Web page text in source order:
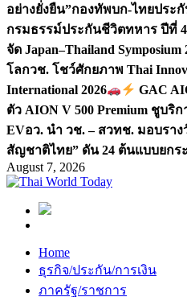
อย่างยั่งยืน”กองทัพบก-ไทยประ
กรมธรรม์ประกันชีวิตทหาร ปีที่
จัด Japan–Thailand
โลกวช. โชว์ศักยภาพ Thai
International 2026
GAC
ตัว AION V 500 Premium ชูบริ
EVอว. นำ วช. – สวทช. มอบรา
สัญชาติไทย” ดัน 24 ต้นแบบยกร
August 7, 2026
Home
ธุรกิจ/ประกัน/การเงิน
ภาครัฐ/ราชการ